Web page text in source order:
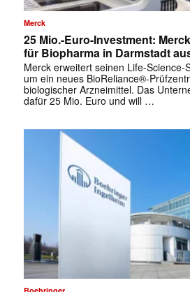
Merck
25 Mio.-Euro-Investment:
für Biopharma in Darmstadt
Merck erweitert seinen Life-Science-
um ein neues BioReliance®-
biologischer Arzneimittel. Das
dafür 25 Mio. Euro und will …